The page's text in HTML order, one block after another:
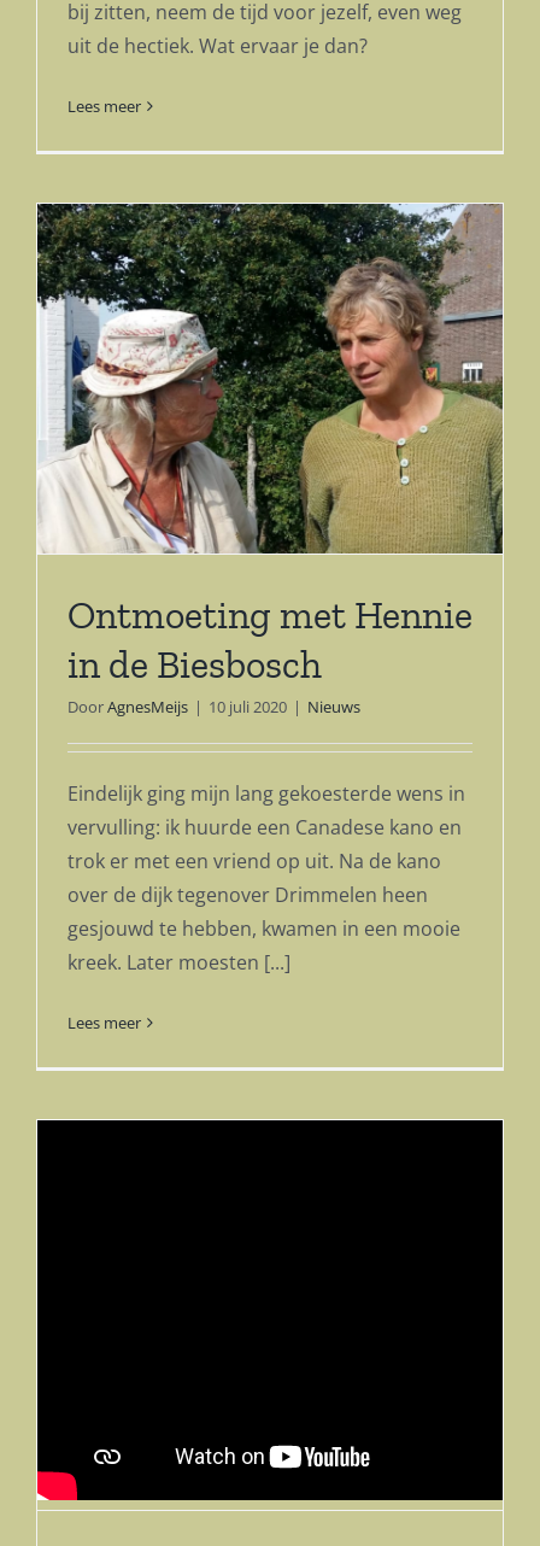
bij zitten, neem de tijd voor jezelf, even weg
uit de hectiek. Wat ervaar je dan?
Lees meer
Ontmoeting met Hennie
in de Biesbosch
DoorAgnesMeijs | 10 juli 2020 | Nieuws
Eindelijk ging mijn lang gekoesterde wens in
vervulling: ik huurde een Canadese kano en
trok er met een vriend op uit. Na de kano
over de dijk tegenover Drimmelen heen
gesjouwd te hebben, kwamen in een mooie
kreek. Later moesten [...]
Lees meer